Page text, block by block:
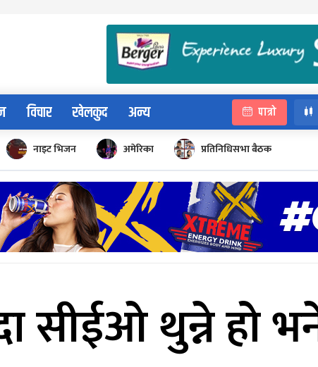
विचार खेलकुद अन्य पात्रो
नाइट भिजन अमेरिका प्रतिनिधिसभा बैठक
सीईओ थुन्ने हो